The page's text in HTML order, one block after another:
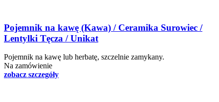
Pojemnik na kawę (Kawa) / Ceramika Surowiec /
Lentylki Tęcza / Unikat
Pojemnik na kawę lub herbatę, szczelnie zamykany.
Na zamówienie
zobacz szczegóły